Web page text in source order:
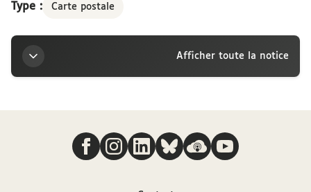
Type :
Carte postale
Afficher toute la notice
Titre
La Sorbonne. Salle d'archéologie (Art antique)
Nous suivre